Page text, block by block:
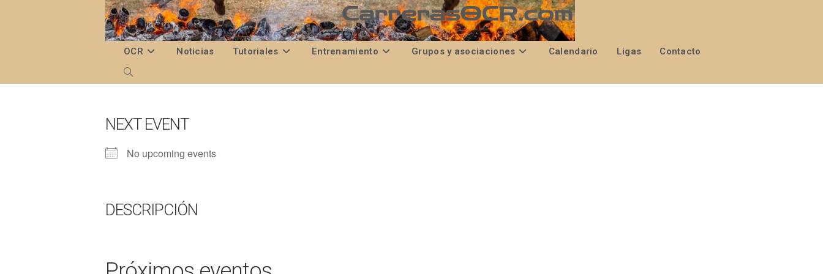
OCR Noticias Tutoriales Entrenamiento Grupos y asociaciones Calendario Ligas Contacto
Alternar
web
NEXT EVENT
No upcoming events
DESCRIPCIÓN